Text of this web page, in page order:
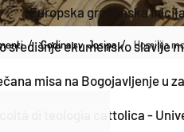
Europska građanska
središnje ekumensko slavlje
misa na Bogojavljenje u
di teologia cattolica -
Godina sv. Josipa Homilija